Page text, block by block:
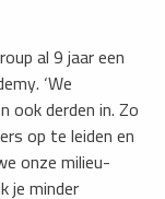
al 9 jaar een
‘We
ook derden in. Zo
op te leiden en
onze milieu-
je minder